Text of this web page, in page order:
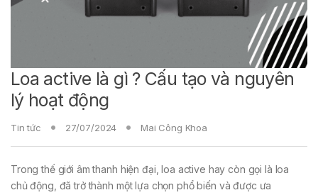
Loa active là gì ? Cấu tạo và nguyên
lý hoạt động
Tin tức 27/07/2024 Mai Công Khoa
Trong thế giới âm thanh hiện đại, loa active hay còn gọi là loa
chủ động, đã trở thành một lựa chọn phổ biến và được ưa